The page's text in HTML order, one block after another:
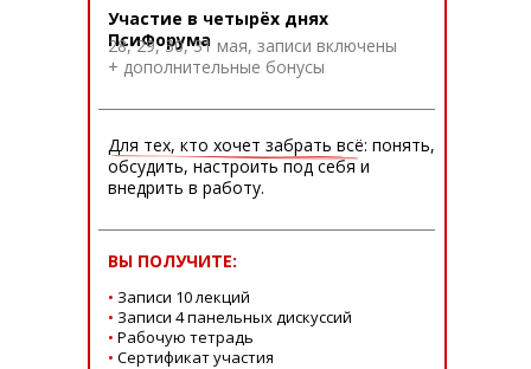
Участие в четырёх днях
ПсиФорума
28, 29, 30, 31 мая, записи включены
+ дополнительные бонусы
Для тех, кто хочет забрать всё: понять,
обсудить, настроить под себя и
внедрить в работу.
• Записи 10 лекций
• Записи 4 панельных дискуссий
• Рабочую тетрадь
• Сертификат участия
ВЫ ПОЛУЧИТЕ: